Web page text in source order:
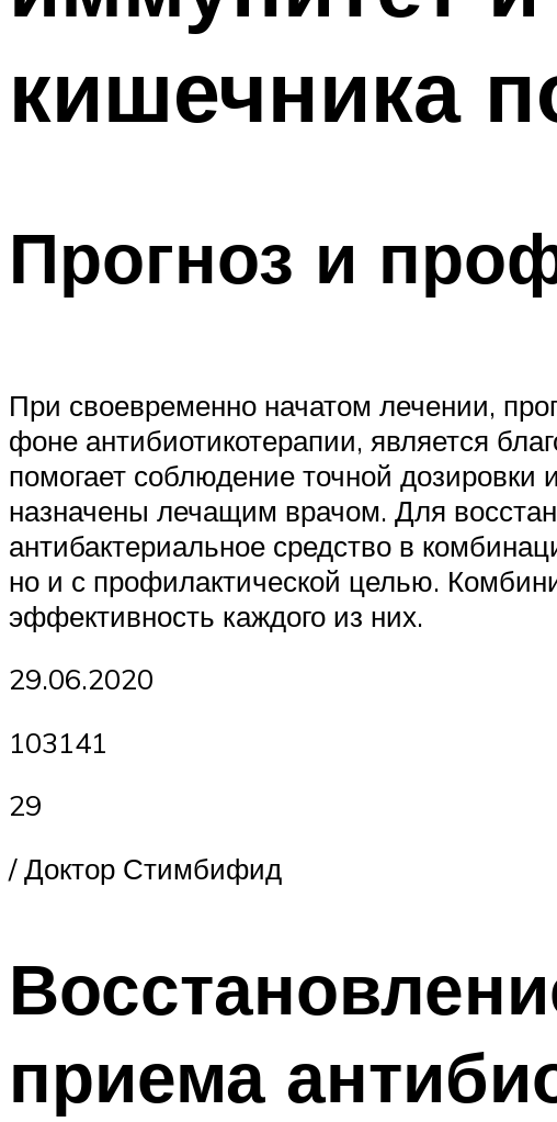
кишечника
Прогноз и
При своевременно начатом лечении,
фоне антибиотикотерапии, является
помогает соблюдение точной дозировки
назначены лечащим врачом. Для
антибактериальное средство в
но и с профилактической целью.
эффективность каждого из них.
29.06.2020
103141
29
/ Доктор Стимбифид
приема